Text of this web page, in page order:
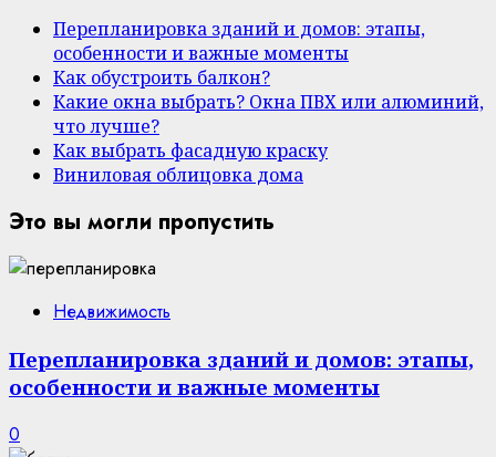
Перепланировка зданий и домов: этапы,
особенности и важные моменты
Как обустроить балкон?
Какие окна выбрать? Окна ПВХ или алюминий,
что лучше?
Как выбрать фасадную краску
Виниловая облицовка дома
Это вы могли пропустить
Недвижимость
Перепланировка зданий и домов: этапы,
особенности и важные моменты
0